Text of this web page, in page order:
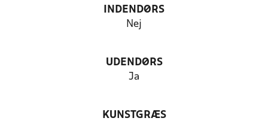
INDENDØRS
Nej
UDENDØRS
Ja
KUNSTGRÆS